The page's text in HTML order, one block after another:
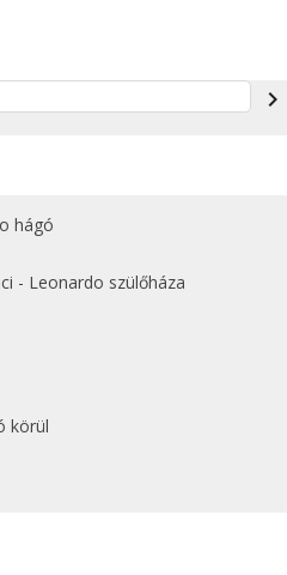
navigate_next
hágó
- Leonardo szülőháza
körül